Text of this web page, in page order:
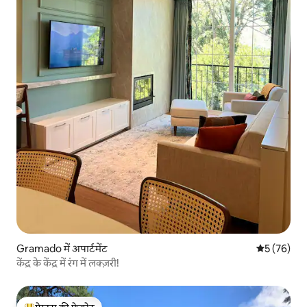
Gramado में अपार्टमेंट औसत रेटिंग
5 (76)
केंद्र के केंद्र में रंग में लक्ज़री!